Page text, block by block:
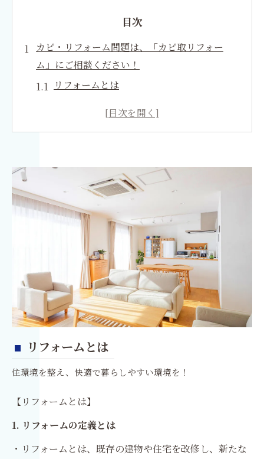
目次
カビ・リフォーム問題は、「カビ取リフォー
ム」にご相談ください！
リフォームとは
リフォームのQ&A
リフォームとは
住環境を整え、快適で暮らしやすい環境を！
【リフォームとは】
1. リフォームの定義とは
・リフォームとは、既存の建物や住宅を改修し、新たな